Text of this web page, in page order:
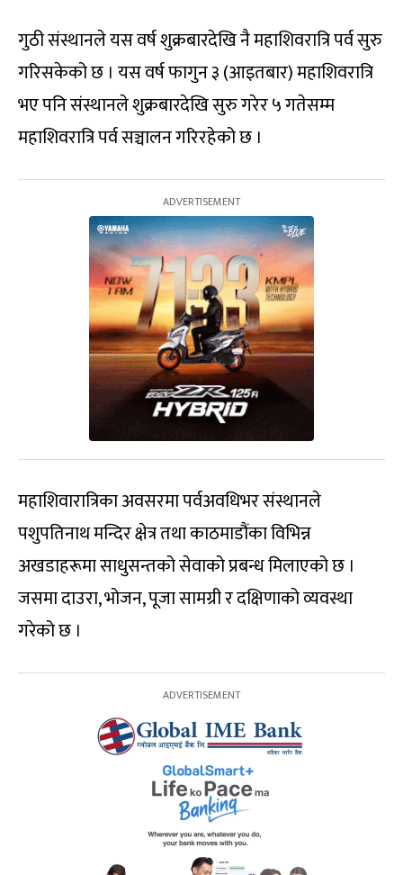
गुठी संस्थानले यस वर्ष शुक्रबारदेखि नै महाशिवरात्रि पर्व सुरु
गरिसकेको छ । यस वर्ष फागुन ३ (आइतबार) महाशिवरात्रि
भए पनि संस्थानले शुक्रबारदेखि सुरु गरेर ५ गतेसम्म
महाशिवरात्रि पर्व सञ्चालन गरिरहेको छ ।
महाशिवारात्रिका अवसरमा पर्वअवधिभर संस्थानले
पशुपतिनाथ मन्दिर क्षेत्र तथा काठमाडौंका विभिन्न
अखडाहरूमा साधुसन्तको सेवाको प्रबन्ध मिलाएको छ ।
जसमा दाउरा, भोजन, पूजा सामग्री र दक्षिणाको व्यवस्था
गरेको छ ।